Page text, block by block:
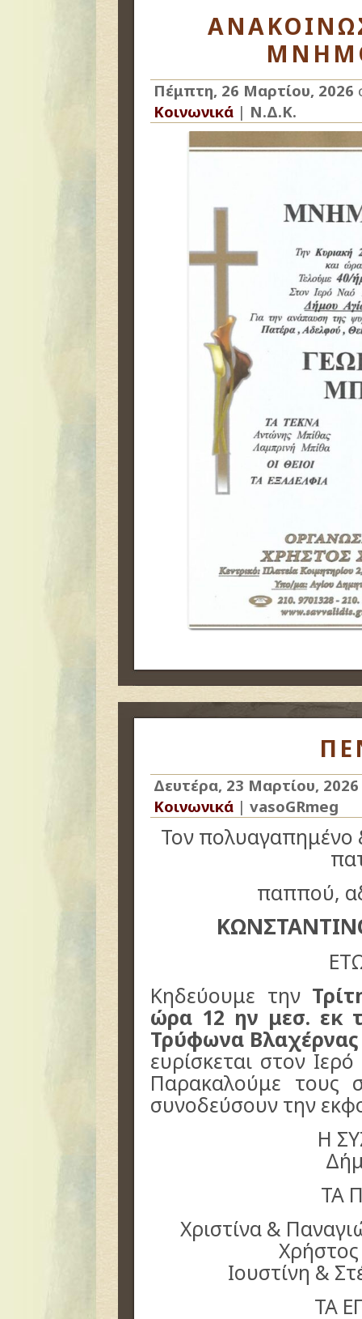
Πέμπτη, 26 Μαρτίου, 2026
Κοινωνικά | Ν.Δ.Κ.
Δευτέρα, 23 Μαρτίου, 2026
Κοινωνικά | vasoGRmeg
Τον πολυαγαπημένο
παππού,
Κηδεύουμε την
ώρα 12 ην μεσ. εκ
Τρύφωνα Βλαχέρνας
ευρίσκεται στον
Παρακαλούμε τους
συνοδεύσουν την
Η
ΤΑ
Χριστίνα &
Ιουστίνη &
ΤΑ